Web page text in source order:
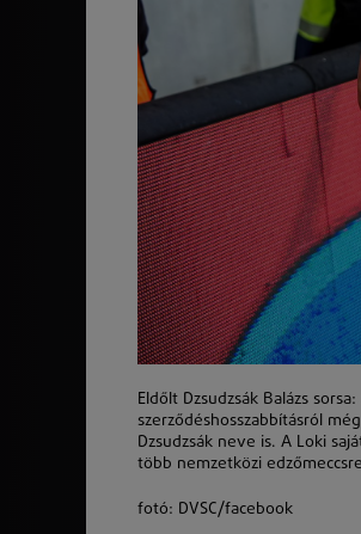
Eldőlt Dzsudzsák Balázs
szerződéshosszabbításról
Dzsudzsák neve is. A Loki
több nemzetközi
fotó: DVSC/facebook